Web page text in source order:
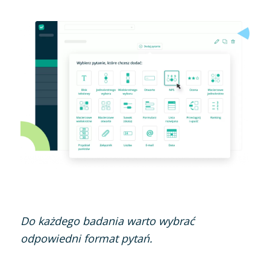
Do każdego badania warto wybrać
odpowiedni format pytań.